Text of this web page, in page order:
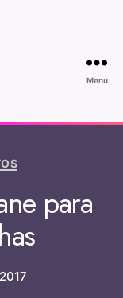
Menu
para